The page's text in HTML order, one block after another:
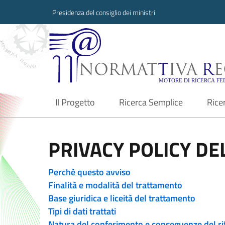
Presidenza del consiglio dei ministri
Normattiva
Il Progetto
current Ricerca Semplice
PRIVACY POLICY
Perchè questo avviso
Finalità e modalità del trattamento
Base giuridica e liceità del trattamento
Tipi di dati trattati